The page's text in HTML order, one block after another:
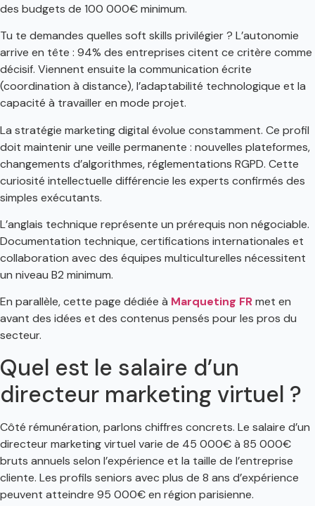
des budgets de 100 000€ minimum.
Tu te demandes quelles soft skills privilégier ? L’autonomie
arrive en tête : 94% des entreprises citent ce critère comme
décisif. Viennent ensuite la communication écrite
(coordination à distance), l’adaptabilité technologique et la
capacité à travailler en mode projet.
La stratégie marketing digital évolue constamment. Ce profil
doit maintenir une veille permanente : nouvelles plateformes,
changements d’algorithmes, réglementations RGPD. Cette
curiosité intellectuelle différencie les experts confirmés des
simples exécutants.
L’anglais technique représente un prérequis non négociable.
Documentation technique, certifications internationales et
collaboration avec des équipes multiculturelles nécessitent
un niveau B2 minimum.
En parallèle, cette page dédiée à Marqueting FRmet en
avant des idées et des contenus pensés pour les pros du
secteur.
Quel est le salaire d’un
directeur marketing virtuel ?
Côté rémunération, parlons chiffres concrets. Le salaire d’un
directeur marketing virtuel varie de 45 000€ à 85 000€
bruts annuels selon l’expérience et la taille de l’entreprise
cliente. Les profils seniors avec plus de 8 ans d’expérience
peuvent atteindre 95 000€ en région parisienne.